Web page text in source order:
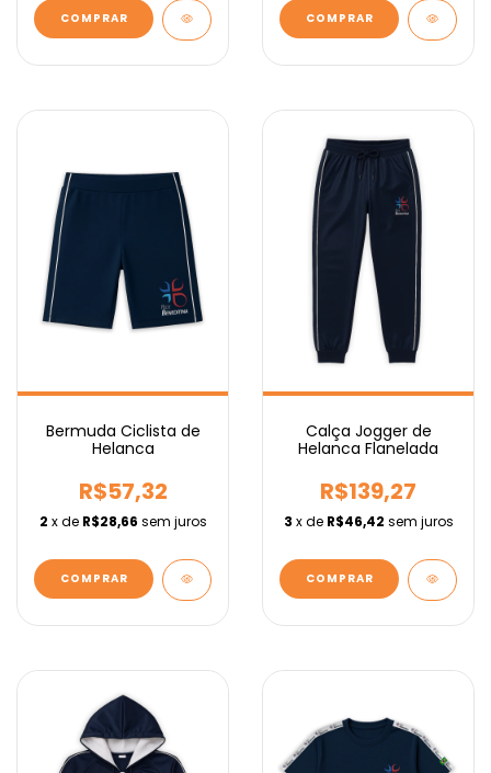
COMPRAR COMPRAR
Bermuda Ciclista de
Helanca
R$57,32
2 x de R$28,66 sem juros
COMPRAR
Calça Jogger de
Helanca Flanelada
R$139,27
3 x de R$46,42 sem juros
COMPRAR